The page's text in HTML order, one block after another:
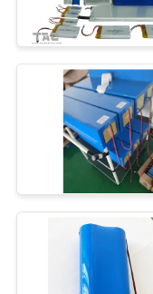
NOUVELLES
DEMANDEZ
CITATION